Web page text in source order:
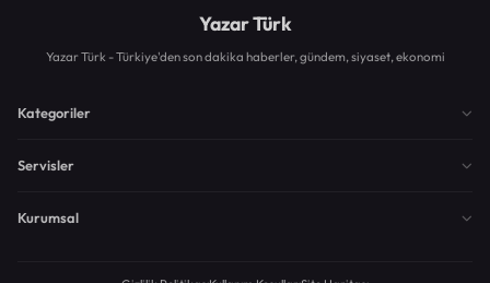
Yazar Türk
Yazar Türk - Türkiye'den son dakika haberler, gündem, siyaset, ekonomi
Kategoriler
Servisler
Kurumsal